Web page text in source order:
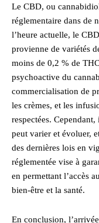
Le CBD, ou
réglementaire dans de
l’heure actuelle, le
provienne de variétés
moins de 0,2 % de
psychoactive du
commercialisation de
les crèmes, et les
respectées.
peut varier et évoluer,
des dernières lois en
réglementée vise à
en permettant l’accès
bien-être et la santé.
En conclusion,